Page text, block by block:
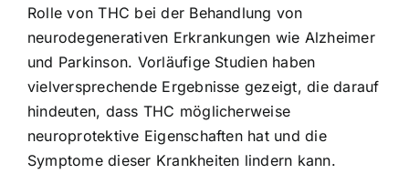
Rolle von THC bei der Behandlung von
neurodegenerativen Erkrankungen wie Alzheimer
und Parkinson. Vorläufige Studien haben
vielversprechende Ergebnisse gezeigt, die darauf
hindeuten, dass THC möglicherweise
neuroprotektive Eigenschaften hat und die
Symptome dieser Krankheiten lindern kann.